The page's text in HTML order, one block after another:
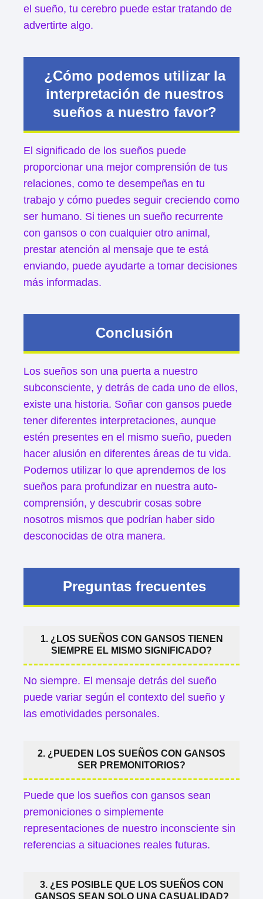
el sueño, tu cerebro puede estar tratando de
advertirte algo.
¿Cómo podemos utilizar la
interpretación de nuestros
sueños a nuestro favor?
El significado de los sueños puede
proporcionar una mejor comprensión de tus
relaciones, como te desempeñas en tu
trabajo y cómo puedes seguir creciendo como
ser humano. Si tienes un sueño recurrente
con gansos o con cualquier otro animal,
prestar atención al mensaje que te está
enviando, puede ayudarte a tomar decisiones
más informadas.
Conclusión
Los sueños son una puerta a nuestro
subconsciente, y detrás de cada uno de ellos,
existe una historia. Soñar con gansos puede
tener diferentes interpretaciones, aunque
estén presentes en el mismo sueño, pueden
hacer alusión en diferentes áreas de tu vida.
Podemos utilizar lo que aprendemos de los
sueños para profundizar en nuestra auto-
comprensión, y descubrir cosas sobre
nosotros mismos que podrían haber sido
desconocidas de otra manera.
Preguntas frecuentes
1. ¿LOS SUEÑOS CON GANSOS TIENEN
SIEMPRE EL MISMO SIGNIFICADO?
No siempre. El mensaje detrás del sueño
puede variar según el contexto del sueño y
las emotividades personales.
2. ¿PUEDEN LOS SUEÑOS CON GANSOS
SER PREMONITORIOS?
Puede que los sueños con gansos sean
premoniciones o simplemente
representaciones de nuestro inconsciente sin
referencias a situaciones reales futuras.
3. ¿ES POSIBLE QUE LOS SUEÑOS CON
GANSOS SEAN SOLO UNA CASUALIDAD?